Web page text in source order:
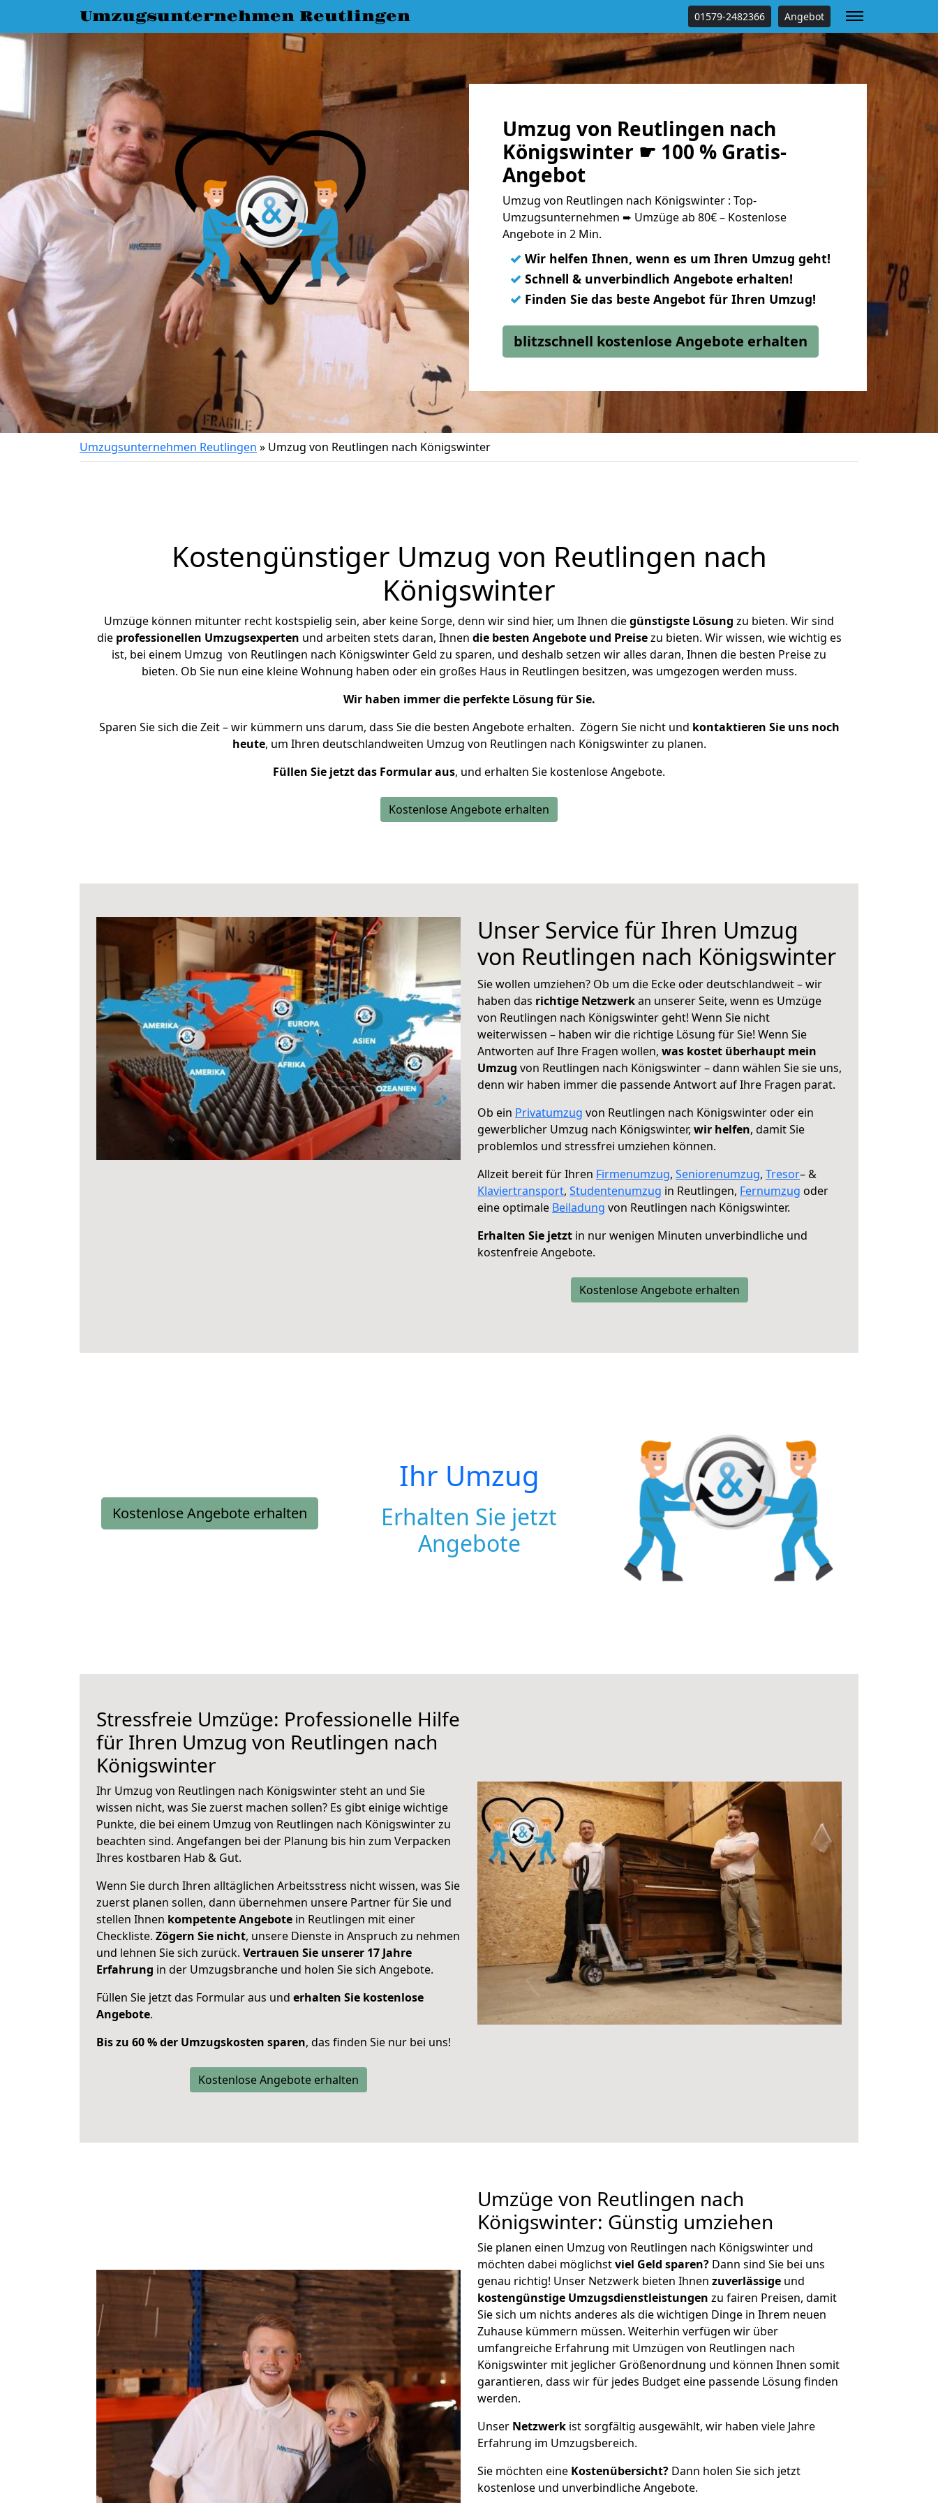
Umzugsunternehmen Reutlingen 01579-2482366 Angebot
Umzug von Reutlingen nach
Königswinter ☛ 100 % Gratis-
Angebot
Umzug von Reutlingen nach Königswinter : Top-
Umzugsunternehmen ➨ Umzüge ab 80€ – Kostenlose
Angebote in 2 Min.
✓ Wir helfen Ihnen, wenn es um Ihren Umzug geht!
✓ Schnell & unverbindlich Angebote erhalten!
✓ Finden Sie das beste Angebot für Ihren Umzug!
blitzschnell kostenlose Angebote erhalten
Umzugsunternehmen Reutlingen » Umzug von Reutlingen nach Königswinter
Kostengünstiger Umzug von Reutlingen nach
Königswinter
Umzüge können mitunter recht kostspielig sein, aber keine Sorge, denn wir sind hier, um Ihnen diegünstigste Lösung zu bieten. Wir sind
die professionellen Umzugsexperten und arbeiten stets daran, Ihnen die besten Angebote und Preisezu bieten. Wir wissen, wie wichtig es
ist, bei einem Umzug von Reutlingen nach Königswinter Geld zu sparen, und deshalb setzen wir alles daran, Ihnen die besten Preise zu
bieten. Ob Sie nun eine kleine Wohnung haben oder ein großes Haus in Reutlingen besitzen, was umgezogen werden muss.
Wir haben immer die perfekte Lösung für Sie.
Sparen Sie sich die Zeit – wir kümmern uns darum, dass Sie die besten Angebote erhalten. Zögern Sie nicht und kontaktieren Sie uns noch
heute, um Ihren deutschlandweiten Umzug von Reutlingen nach Königswinter zu planen.
Füllen Sie jetzt das Formular aus, und erhalten Sie kostenlose Angebote.
Kostenlose Angebote erhalten
Unser Service für Ihren Umzug
von Reutlingen nach Königswinter
Sie wollen umziehen? Ob um die Ecke oder deutschlandweit – wir
haben das richtige Netzwerkan unserer Seite, wenn es Umzüge
von Reutlingen nach Königswinter geht! Wenn Sie nicht
weiterwissen – haben wir die richtige Lösung für Sie! Wenn Sie
Antworten auf Ihre Fragen wollen, was kostet überhaupt mein
Umzug von Reutlingen nach Königswinter – dann wählen Sie sie uns,
denn wir haben immer die passende Antwort auf Ihre Fragen parat.
Ob ein Privatumzug von Reutlingen nach Königswinter oder ein
gewerblicher Umzug nach Königswinter, wir helfen, damit Sie
problemlos und stressfrei umziehen können.
Allzeit bereit für Ihren Firmenumzug, Seniorenumzug, Tresor– &
Klaviertransport, Studentenumzug in Reutlingen, Fernumzug oder
eine optimale Beiladung von Reutlingen nach Königswinter.
Erhalten Sie jetzt in nur wenigen Minuten unverbindliche und
kostenfreie Angebote.
Kostenlose Angebote erhalten
Kostenlose Angebote erhalten
Ihr Umzug
Erhalten Sie jetzt
Angebote
Stressfreie Umzüge: Professionelle Hilfe
für Ihren Umzug von Reutlingen nach
Königswinter
Ihr Umzug von Reutlingen nach Königswinter steht an und Sie
wissen nicht, was Sie zuerst machen sollen? Es gibt einige wichtige
Punkte, die bei einem Umzug von Reutlingen nach Königswinter zu
beachten sind. Angefangen bei der Planung bis hin zum Verpacken
Ihres kostbaren Hab & Gut.
Wenn Sie durch Ihren alltäglichen Arbeitsstress nicht wissen, was Sie
zuerst planen sollen, dann übernehmen unsere Partner für Sie und
stellen Ihnen kompetente Angebote in Reutlingen mit einer
Checkliste. Zögern Sie nicht, unsere Dienste in Anspruch zu nehmen
und lehnen Sie sich zurück. Vertrauen Sie unserer 17 Jahre
Erfahrung in der Umzugsbranche und holen Sie sich Angebote.
Füllen Sie jetzt das Formular aus und erhalten Sie kostenlose
Angebote.
Bis zu 60 % der Umzugskosten sparen, das finden Sie nur bei uns!
Kostenlose Angebote erhalten
Umzüge von Reutlingen nach
Königswinter: Günstig umziehen
Sie planen einen Umzug von Reutlingen nach Königswinter und
möchten dabei möglichstviel Geld sparen? Dann sind Sie bei uns
genau richtig! Unser Netzwerk bieten Ihnen zuverlässige und
kostengünstige Umzugsdienstleistungen zu fairen Preisen, damit
Sie sich um nichts anderes als die wichtigen Dinge in Ihrem neuen
Zuhause kümmern müssen. Weiterhin verfügen wir über
umfangreiche Erfahrung mit Umzügen von Reutlingen nach
Königswinter mit jeglicher Größenordnung und können Ihnen somit
garantieren, dass wir für jedes Budget eine passende Lösung finden
werden.
Unser Netzwerk ist sorgfältig ausgewählt, wir haben viele Jahre
Erfahrung im Umzugsbereich.
Sie möchten eine Kostenübersicht? Dann holen Sie sich jetzt
kostenlose und unverbindliche Angebote.